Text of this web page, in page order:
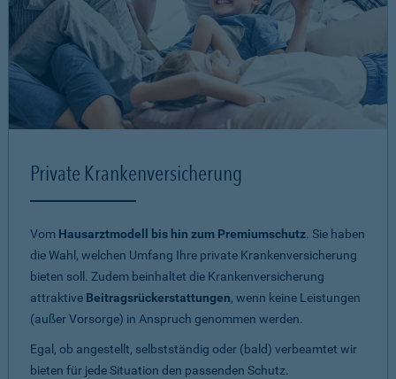
Private Krankenversicherung
Vom Hausarztmodell bis hin zum Premiumschutz. Sie haben
die Wahl, welchen Umfang Ihre private Krankenversicherung
bieten soll. Zudem beinhaltet die Krankenversicherung
attraktive Beitragsrückerstattungen, wenn keine Leistungen
(außer Vorsorge) in Anspruch genommen werden.
Egal, ob angestellt, selbstständig oder (bald) verbeamtet wir
bieten für jede Situation den passenden Schutz.